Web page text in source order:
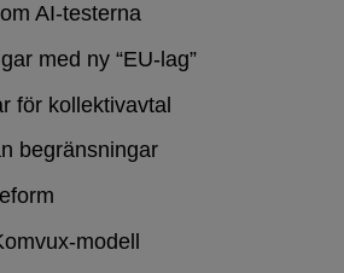
AI-testerna
med ny “EU-lag”
för kollektivavtal
begränsningar
modell